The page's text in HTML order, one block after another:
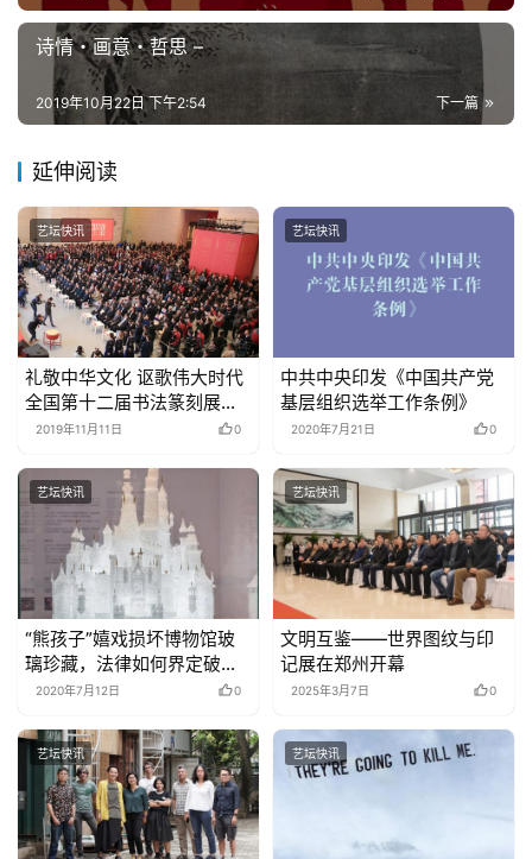
诗情・画意・哲思 –
下一篇
2019年10月22日 下午2:54
延伸阅读
艺坛快讯
礼敬中华文化 讴歌伟大时代
全国第十二届书法篆刻展览
篆书篆刻刻字展开幕式在山
2019年11月11日 0
艺坛快讯
中共中央印发《中国共产党
基层组织选举工作条例》
2020年7月21日 0
艺坛快讯
“熊孩子”嬉戏损坏博物馆玻
璃珍藏，法律如何界定破坏
展品？
2020年7月12日 0
艺坛快讯
文明互鉴——世界图纹与印
记展在郑州开幕
2025年3月7日 0
艺坛快讯 艺坛快讯